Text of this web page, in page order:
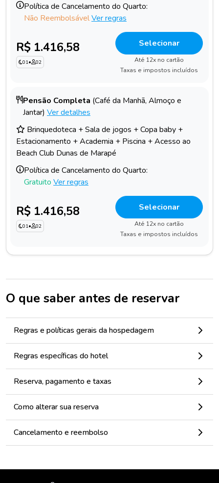
Política de Cancelamento do Quarto:
Não ReembolsávelVer regras
R$ 1.416,58
01• 02
Selecionar
Até 12x no cartão
Taxas e impostos incluídos
Pensão Completa (Café da Manhã, Almoço e
Jantar) Ver detalhes
Brinquedoteca + Sala de jogos + Copa baby +
Estacionamento + Academia + Piscina + Acesso ao
Beach Club Dunas de Marapé
Política de Cancelamento do Quarto:
Gratuito Ver regras
R$ 1.416,58
01• 02
Selecionar
Até 12x no cartão
Taxas e impostos incluídos
O que saber antes de reservar
Regras e políticas gerais da hospedagem
Regras específicas do hotel
Reserva, pagamento e taxas
Como alterar sua reserva
Cancelamento e reembolso